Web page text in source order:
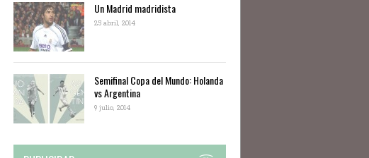
Un Madrid madridista
25 abril, 2014
Semifinal Copa del Mundo: Holanda
vs Argentina
9 julio, 2014